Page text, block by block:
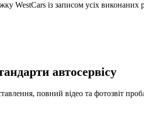
WestCars із записом усіх виконаних
автосервісу
повний відео та фотозвіт